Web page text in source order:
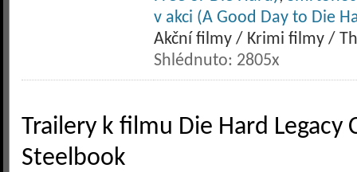
v akci (A Good Day to Die
Akční filmy / Krimi filmy /
Shlédnuto: 2805x
Trailery k filmu Die Hard Legacy
Steelbook